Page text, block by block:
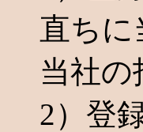
直ち
当社
2）登